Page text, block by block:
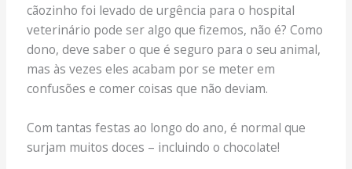
cãozinho foi levado de urgência para o hospital
veterinário pode ser algo que fizemos, não é? Como
dono, deve saber o que é seguro para o seu animal,
mas às vezes eles acabam por se meter em
confusões e comer coisas que não deviam.
Com tantas festas ao longo do ano, é normal que
surjam muitos doces – incluindo o chocolate!